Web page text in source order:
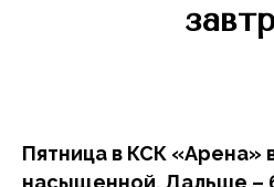
Пятница в КСК «Арена»
насыщенной. Дальше –